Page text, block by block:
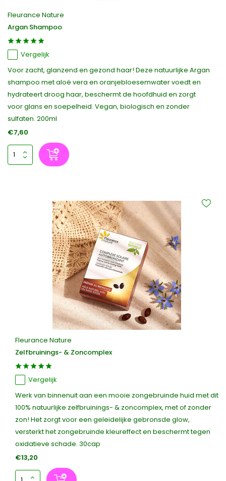
Fleurance Nature
Argan Shampoo
Vergelijk
Voor zacht, glanzend en gezond haar! Deze natuurlijke Argan
shampoo met aloë vera en oranjebloesemwater voedt en
hydrateert droog haar, beschermt de hoofdhuid en zorgt
voor glans en soepelheid. Vegan, biologisch en zonder
sulfaten. 200ml
€7,60
Fleurance Nature
Zelfbruinings- & Zoncomplex
Vergelijk
Werk van binnenuit aan een mooie zongebruinde huid met dit
100% natuurlijke zelfbruinings- & zoncomplex, met of zonder
zon! Het zorgt voor een geleidelijke gebronsde glow,
versterkt het zongebruinde kleureffect en beschermt tegen
oxidatieve schade. 30cap
€13,20